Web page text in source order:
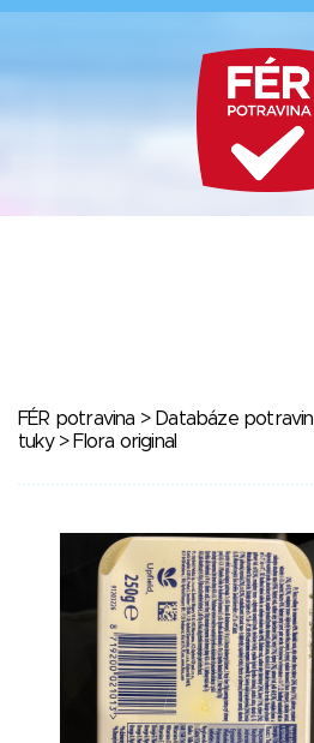
FÉR potravina > Databáze potravin
tuky> Flora original